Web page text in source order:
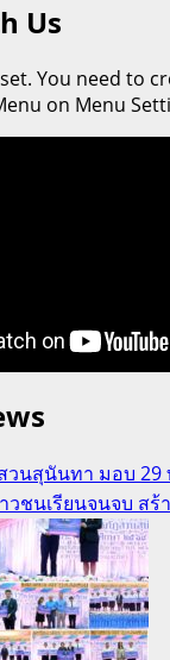
Us
You need to
on Menu
นสุนันทา มอบ 29
ชนเรียนจนจบ สร้